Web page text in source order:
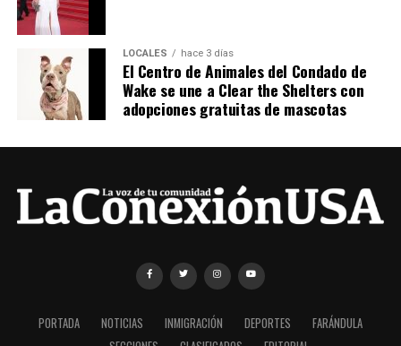
LOCALES hace 3 días
El Centro de Animales del Condado de
Wake se une a Clear the Shelters con
adopciones gratuitas de mascotas
PORTADA NOTICIAS INMIGRACIÓN DEPORTES
FARÁNDULA